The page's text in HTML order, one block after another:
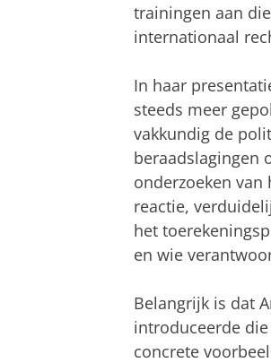
trainingen aan
internationaal
In haar
steeds meer
vakkundig de
beraadslagingen
onderzoeken
reactie,
het
en wie
Belangrijk is dat
introduceerde
concrete